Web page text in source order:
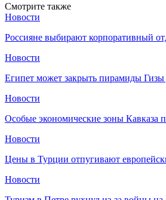
Смотрите также
Новости
Россияне выбирают корпоративный
Новости
Египет может закрыть пирамиды Гизы
Новости
Особые экономические зоны Кавказа
Новости
Цены в Турции отпугивают
Новости